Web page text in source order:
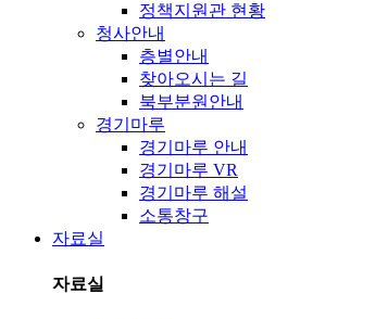
정책지원관 현황
청사안내
층별안내
찾아오시는 길
북부분원안내
경기마루
경기마루 안내
경기마루 VR
경기마루 해설
소통창구
자료실
자료실